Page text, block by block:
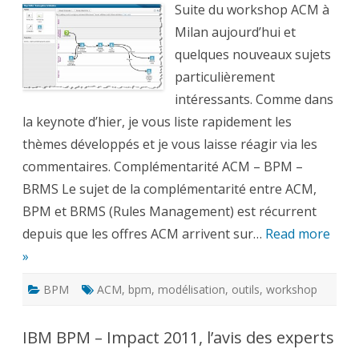
–
Day
2
Suite du workshop ACM à
Milan aujourd’hui et
quelques nouveaux sujets
particulièrement
intéressants. Comme dans
la keynote d’hier, je vous liste rapidement les
thèmes développés et je vous laisse réagir via les
commentaires. Complémentarité ACM – BPM –
BRMS Le sujet de la complémentarité entre ACM,
BPM et BRMS (Rules Management) est récurrent
depuis que les offres ACM arrivent sur… Read more
»
BPM ACM, bpm, modélisation, outils, workshop
IBM BPM – Impact 2011, l’avis des experts